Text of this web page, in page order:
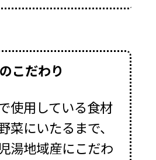
こだわり
使用している食材
菜にいたるまで、
湯地域産にこだわ